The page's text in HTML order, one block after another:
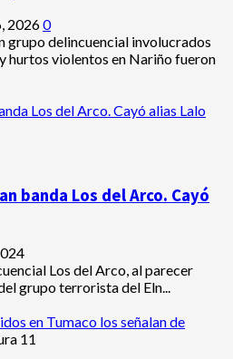
20260
grupo delincuencial involucrados
hurtos violentos en Nariño fueron
Los del Arco. Cayó alias Lalo
banda Los del Arco. Cayó
Los del Arco, al parecer
grupo terrorista del Eln...
en Tumaco los señalan de